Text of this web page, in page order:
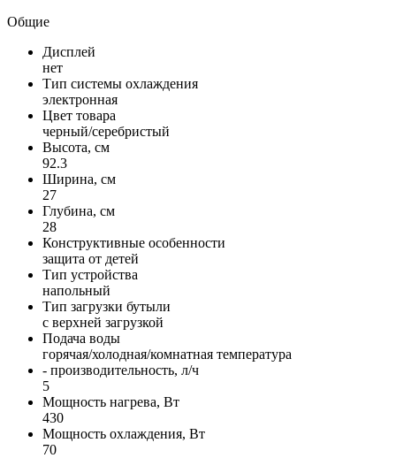
Общие
Дисплей
нет
Тип системы охлаждения
электронная
Цвет товара
черный/серебристый
Высота, см
92.3
Ширина, см
27
Глубина, см
28
Конструктивные особенности
защита от детей
Тип устройства
напольный
Тип загрузки бутыли
с верxней загрузкой
Подача воды
горячая/холодная/комнатная температура
- производительность, л/ч
5
Мощность нагрева, Вт
430
Мощность охлаждения, Вт
70